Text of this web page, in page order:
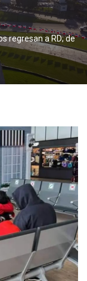
regresan a RD; de